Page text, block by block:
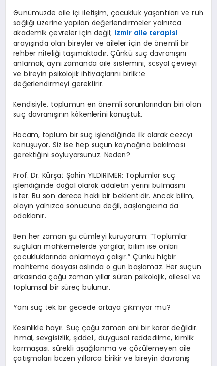
Günümüzde aile içi iletişim, çocukluk yaşantıları ve ruh
sağlığı üzerine yapılan değerlendirmeler yalnızca
akademik çevreler için değil; izmir aile terapisi
arayışında olan bireyler ve aileler için de önemli bir
rehber niteliği taşımaktadır. Çünkü suç davranışını
anlamak, aynı zamanda aile sistemini, sosyal çevreyi
ve bireyin psikolojik ihtiyaçlarını birlikte
değerlendirmeyi gerektirir.
Kendisiyle, toplumun en önemli sorunlarından biri olan
suç davranışının kökenlerini konuştuk.
Hocam, toplum bir suç işlendiğinde ilk olarak cezayı
konuşuyor. Siz ise hep suçun kaynağına bakılması
gerektiğini söylüyorsunuz. Neden?
Prof. Dr. Kürşat Şahin YILDIRIMER: Toplumlar suç
işlendiğinde doğal olarak adaletin yerini bulmasını
ister. Bu son derece haklı bir beklentidir. Ancak bilim,
olayın yalnızca sonucuna değil, başlangıcına da
odaklanır.
Ben her zaman şu cümleyi kuruyorum: “Toplumlar
suçluları mahkemelerde yargılar; bilim ise onları
çocukluklarında anlamaya çalışır.” Çünkü hiçbir
mahkeme dosyası aslında o gün başlamaz. Her suçun
arkasında çoğu zaman yıllar süren psikolojik, ailesel ve
toplumsal bir süreç bulunur.
Yani suç tek bir gecede ortaya çıkmıyor mu?
Kesinlikle hayır. Suç çoğu zaman ani bir karar değildir.
İhmal, sevgisizlik, şiddet, duygusal reddedilme, kimlik
karmaşası, sürekli aşağılanma ve çözülemeyen aile
çatışmaları bazen yıllarca birikir ve bireyin davranış